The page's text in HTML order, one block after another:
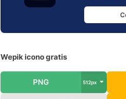
Wepik icono gratis
PNG 512px